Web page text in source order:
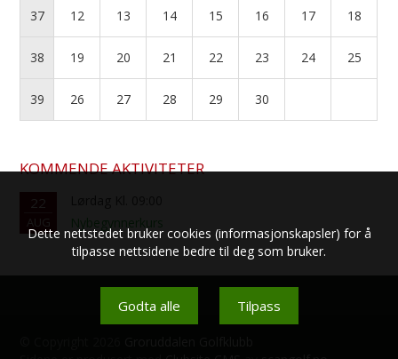
37 12 13 14 15 16 17 18
38 19 20 21 22 23 24 25
39 26 27 28 29 30
KOMMENDE AKTIVITETER
22
AUG
Dette nettstedet bruker cookies (informasjonskapsler) for å
tilpasse nettsidene bedre til deg som bruker.
Godta alle Tilpass